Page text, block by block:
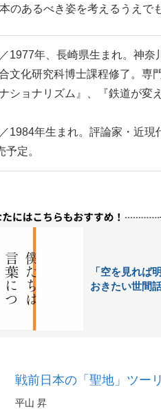
のあるべき姿を考えるうえで
1977年、長崎県生まれ。神
文化研究科博士課程修了。専
ショナリズム』、『鉄道が変
1984年生まれ。評論家・近現
定。
「空を見れ
おきたい世間
戦前日本の「聖地」ツー
平山 昇